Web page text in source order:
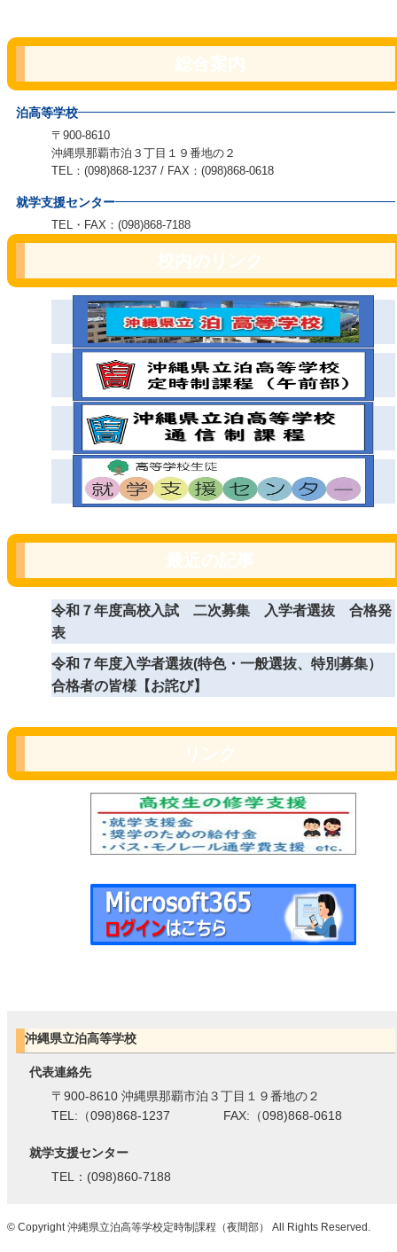
泊高等学校
〒900-8610
沖縄県那覇市泊３丁目１９番地の２
TEL：(098)868-1237 / FAX：(098)868-0618
就学支援センター
TEL・FAX：(098)868-7188
令和７年度高校入試 二次募集 入学者選抜 合格発
表
令和７年度入学者選抜(特色・一般選抜、特別募集）
合格者の皆様【お詫び】
沖縄県立泊高等学校
代表連絡先
〒900-8610 沖縄県那覇市泊３丁目１９番地の２
TEL:（098)868-1237 FAX:（098)868-0618
就学支援センター
TEL：(098)860-7188
© Copyright 沖縄県立泊高等学校定時制課程（夜間部） All Rights Reserved.